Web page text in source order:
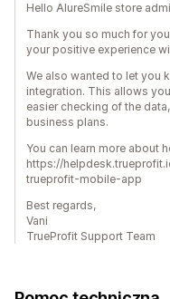
Hello AlureSmile store
Thank you so much for
your positive experience
We also wanted to let you
integration. This allows
easier checking of the
business plans.
You can learn more about
https://
trueprofit-mobile-app
Best regards,
Vani
TrueProfit Support Team